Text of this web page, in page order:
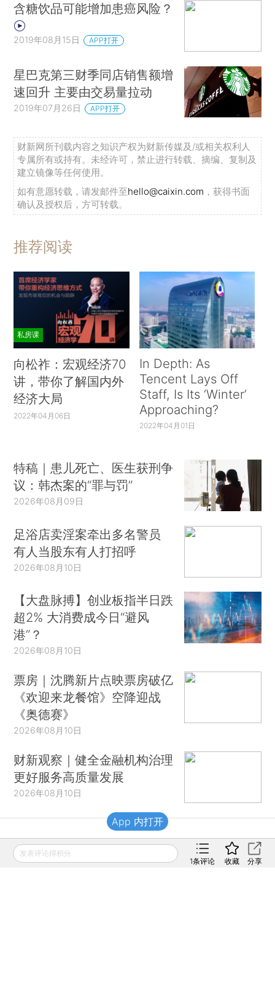
含糖饮品可能增加患癌风险？
2019年08月15日 APP打开
星巴克第三财季同店销售额增
速回升 主要由交易量拉动
2019年07月26日 APP打开
财新网所刊载内容之知识产权为财新传媒及/或相关权利人
专属所有或持有。未经许可，禁止进行转载、摘编、复制及
建立镜像等任何使用。
如有意愿转载，请发邮件至hello@caixin.com ，获得书面
确认及授权后，方可转载。
推荐阅读
私房课
向松祚：宏观经济70
讲，带你了解国内外
经济大局
2022年04月06日
In Depth: As
Tencent Lays Off
Staff, Is Its ‘Winter’
Approaching?
2022年04月01日
特稿｜患儿死亡、医生获刑争
议：韩杰案的“罪与罚”
2026年08月09日
足浴店卖淫案牵出多名警员
有人当股东有人打招呼
2026年08月10日
【大盘脉搏】创业板指半日跌
超2% 大消费成今日“避风
港”？
2026年08月10日
票房｜沈腾新片点映票房破亿
《欢迎来龙餐馆》空降迎战
《奥德赛》
2026年08月10日
财新观察｜健全金融机构治理
更好服务高质量发展
2026年08月10日
财新移动
发表评论得积分
1条评论 收藏 分享
App 内打开